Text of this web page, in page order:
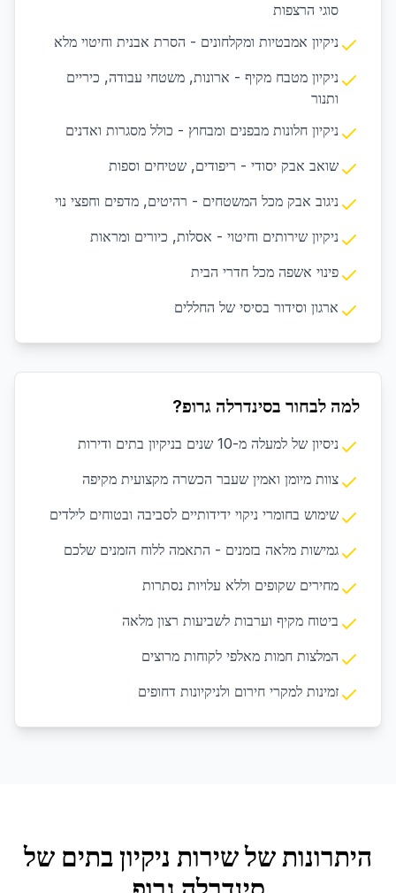
סוגי הרצפות
ניקיון אמבטיות ומקלחונים - הסרת אבנית וחיטוי מלא
ניקיון מטבח מקיף - ארונות, משטחי עבודה, כיריים
ותנור
ניקיון חלונות מבפנים ומבחוץ - כולל מסגרות ואדנים
שואב אבק יסודי - ריפודים, שטיחים וספות
ניגוב אבק מכל המשטחים - רהיטים, מדפים וחפצי נוי
ניקיון שירותים וחיטוי - אסלות, כיורים ומראות
פינוי אשפה מכל חדרי הבית
ארגון וסידור בסיסי של החללים
למה לבחור בסינדרלה גרופ?
ניסיון של למעלה מ-10 שנים בניקיון בתים ודירות
צוות מיומן ואמין שעבר הכשרה מקצועית מקיפה
שימוש בחומרי ניקוי ידידותיים לסביבה ובטוחים לילדים
גמישות מלאה בזמנים - התאמה ללוח הזמנים שלכם
מחירים שקופים וללא עלויות נסתרות
ביטוח מקיף וערבות לשביעות רצון מלאה
המלצות חמות מאלפי לקוחות מרוצים
זמינות למקרי חירום ולניקיונות דחופים
היתרונות של שירות ניקיון בתים של